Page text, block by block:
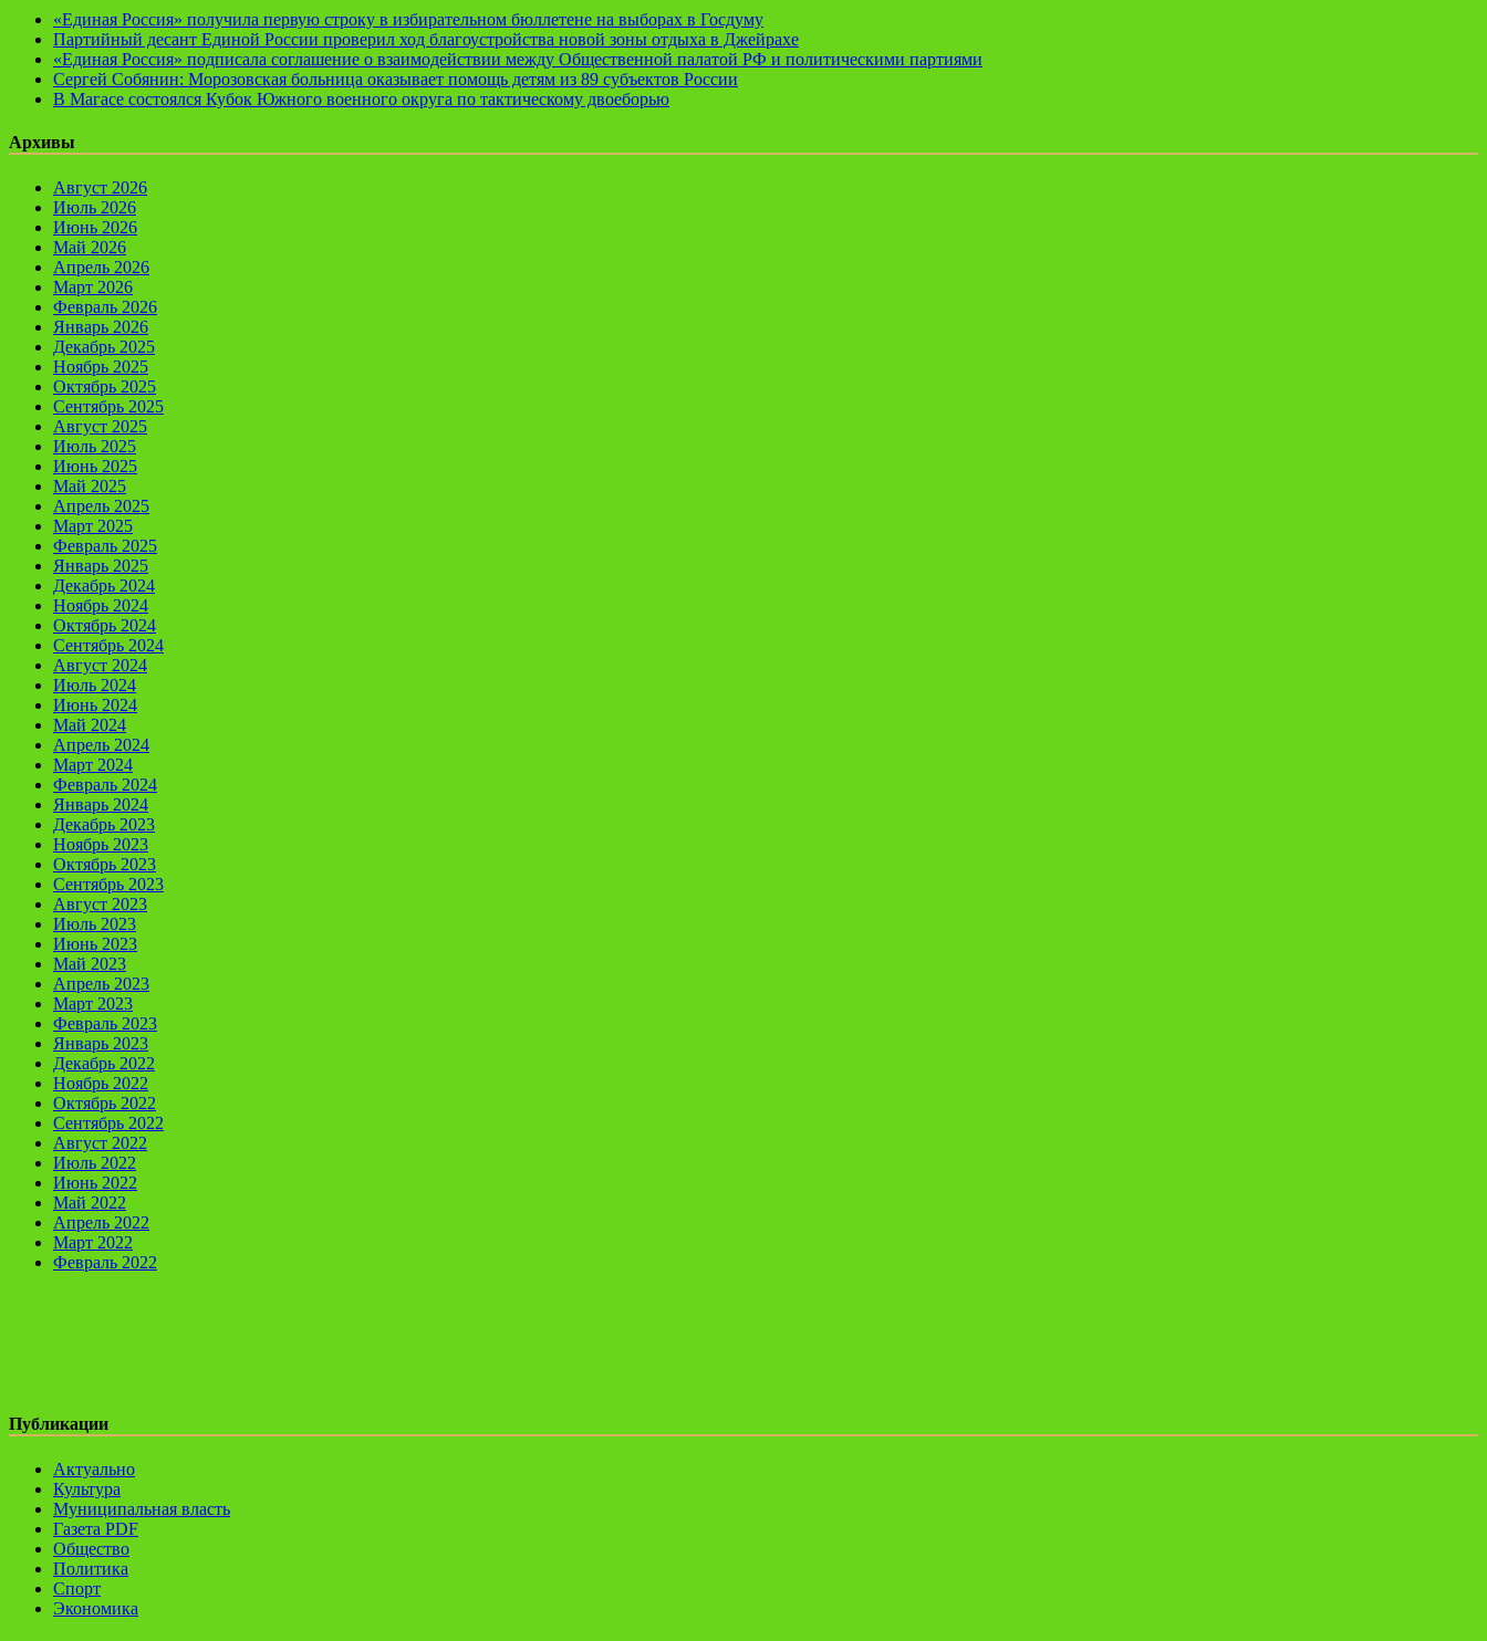
«Единая Россия» получила первую строку в избирательном бюллетене на выборах в Госдуму
Партийный десант Единой России проверил ход благоустройства новой зоны отдыха в Джейрахе
«Единая Россия» подписала соглашение о взаимодействии между Общественной палатой РФ и политическими партиями
Сергей Собянин: Морозовская больница оказывает помощь детям из 89 субъектов России
В Магасе состоялся Кубок Южного военного округа по тактическому двоеборью
Архивы
Август 2026
Июль 2026
Июнь 2026
Май 2026
Апрель 2026
Март 2026
Февраль 2026
Январь 2026
Декабрь 2025
Ноябрь 2025
Октябрь 2025
Сентябрь 2025
Август 2025
Июль 2025
Июнь 2025
Май 2025
Апрель 2025
Март 2025
Февраль 2025
Январь 2025
Декабрь 2024
Ноябрь 2024
Октябрь 2024
Сентябрь 2024
Август 2024
Июль 2024
Июнь 2024
Май 2024
Апрель 2024
Март 2024
Февраль 2024
Январь 2024
Декабрь 2023
Ноябрь 2023
Октябрь 2023
Сентябрь 2023
Август 2023
Июль 2023
Июнь 2023
Май 2023
Апрель 2023
Март 2023
Февраль 2023
Январь 2023
Декабрь 2022
Ноябрь 2022
Октябрь 2022
Сентябрь 2022
Август 2022
Июль 2022
Июнь 2022
Май 2022
Апрель 2022
Март 2022
Февраль 2022
Публикации
Актуально
Культура
Муниципальная власть
Газета PDF
Общество
Политика
Спорт
Экономика